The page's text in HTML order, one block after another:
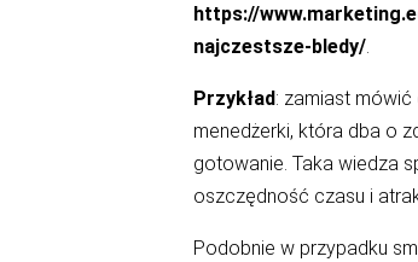
https://
najczestsze-bledy/.
Przykład: zamiast mówić
menedżerki, która dba o
gotowanie. Taka wiedza
oszczędność czasu i
Podobnie w przypadku